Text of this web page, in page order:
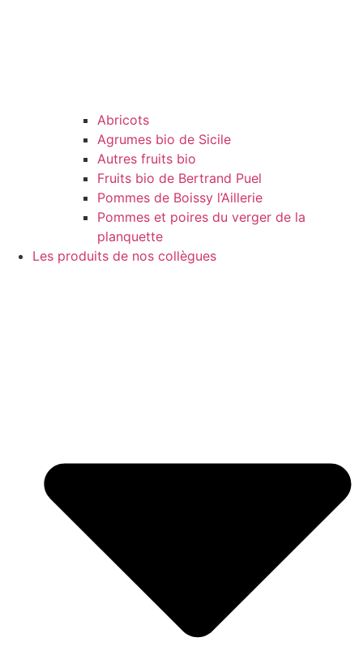
Abricots
Agrumes bio de Sicile
Autres fruits bio
Fruits bio de Bertrand Puel
Pommes de Boissy l’Aillerie
Pommes et poires du verger de la
planquette
Les produits de nos collègues